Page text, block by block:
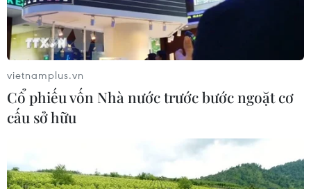
vietnamplus.vn
Cổ phiếu vốn Nhà nước trước bước ngoặt cơ
cấu sở hữu